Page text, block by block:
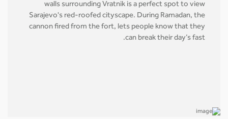
walls surrounding Vratnik is a perfect spot to view
Sarajevo's red-roofed cityscape. During Ramadan, the
cannon fired from the fort, lets people know that they
can break their day’s fast.